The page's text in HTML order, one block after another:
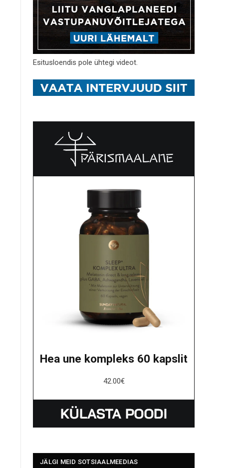
Esitusloendis pole ühtegi videot.
Hea une kompleks 60 kapslit
42.00€
JÄLGI MEID SOTSIAALMEEDIAS